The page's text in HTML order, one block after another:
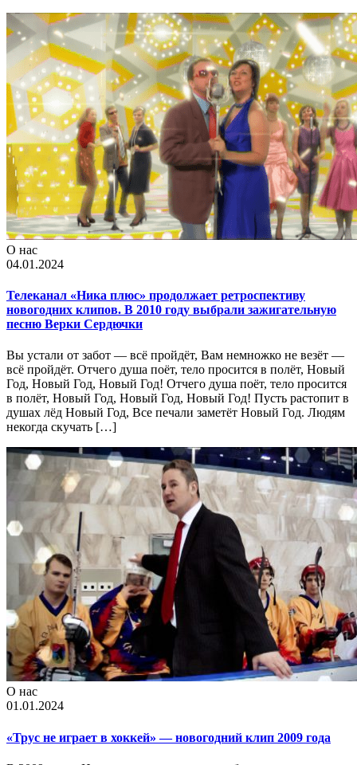
О нас
04.01.2024
Телеканал «Ника плюс» продолжает ретроспективу
новогодних клипов. В 2010 году выбрали зажигательную
песню Верки Сердючки
Вы устали от забот — всё пройдёт, Вам немножко не везёт —
всё пройдёт. Отчего душа поёт, тело просится в полёт, Новый
Год, Новый Год, Новый Год! Отчего душа поёт, тело просится
в полёт, Новый Год, Новый Год, Новый Год! Пусть растопит в
душах лёд Новый Год, Все печали заметёт Новый Год. Людям
некогда скучать […]
О нас
01.01.2024
«Трус не играет в хоккей» — новогодний клип 2009 года